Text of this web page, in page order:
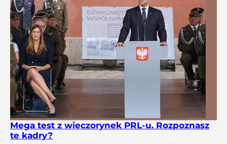
Mega test z wieczorynek PRL-u. Rozpoznasz
te kadry?